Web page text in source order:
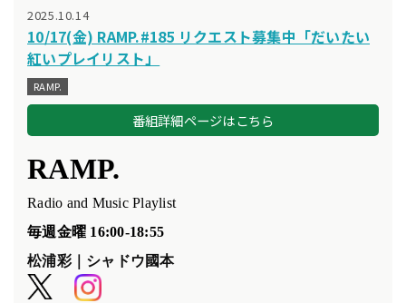
2025.10.14
10/17(金) RAMP.#185 リクエスト募集中「だいたい
紅いプレイリスト」
RAMP.
番組詳細ページはこちら
RAMP.
Radio and Music Playlist
毎週金曜 16:00-18:55
松浦彩｜シャドウ國本